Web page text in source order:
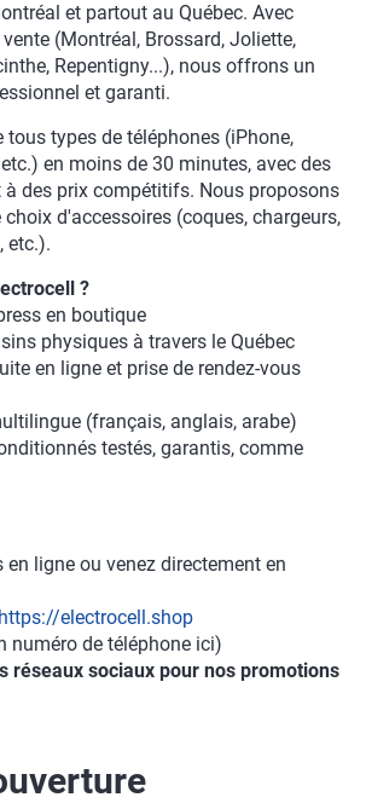
et partout au Québec. Avec
(Montréal, Brossard, Joliette,
Repentigny...), nous offrons un
et garanti.
tous types de téléphones (iPhone,
en moins de 30 minutes, avec des
à des prix compétitifs. Nous proposons
d'accessoires (coques, chargeurs,
etc.).
?
en boutique
physiques à travers le Québec
en ligne et prise de rendez-vous
(français, anglais, arabe)
testés, garantis, comme
en ligne ou venez directement en
https://electrocell.shop
numéro de téléphone ici)
réseaux sociaux pour nos promotions